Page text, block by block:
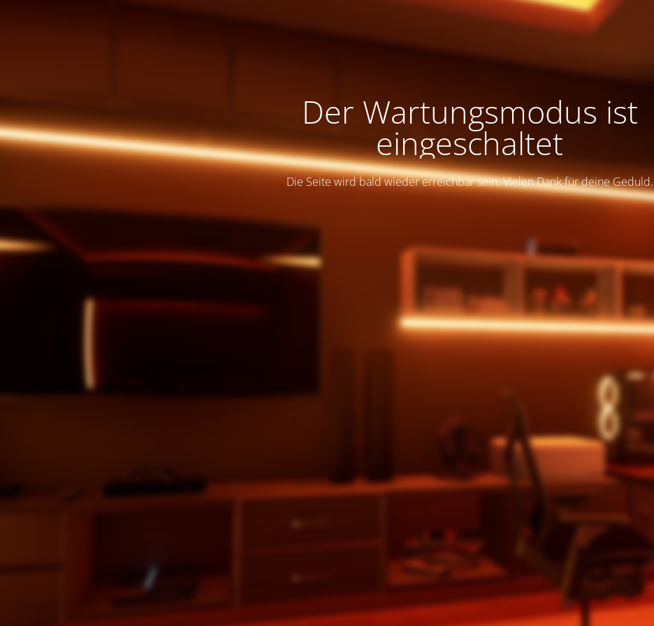
Der Wartungsmodus ist
eingeschaltet
Die Seite wird bald wieder erreichbar sein. Vielen Dank für deine Geduld.